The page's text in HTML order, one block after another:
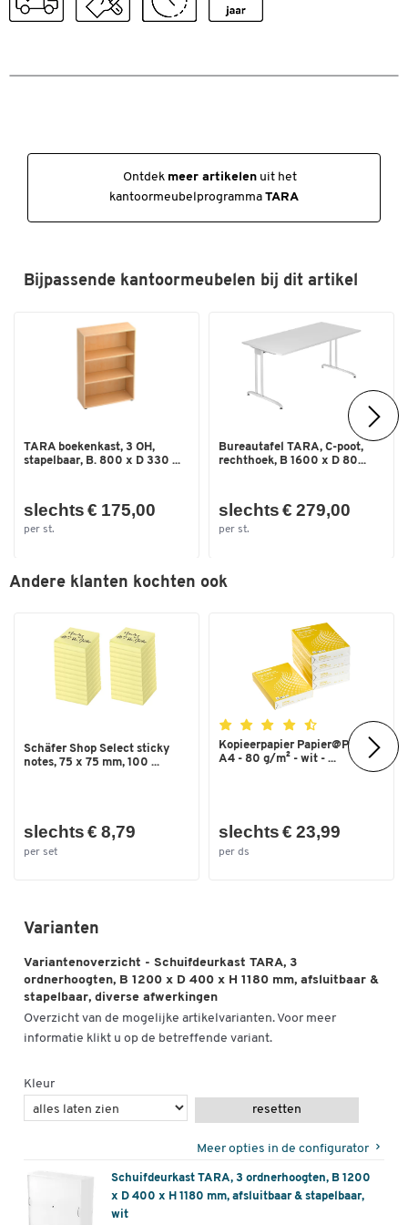
Afmetingen: B 1200 x D 400 x H 1180 mm
Ontdek meer artikelenuit het
kantoormeubelprogramma TARA
Bijpassende kantoormeubelen bij dit artikel
TARA boekenkast, 3 OH,
stapelbaar, B. 800 x D 330 ...
slechts € 175,00
per st.
Bureautafel TARA, C-poot,
rechthoek, B 1600 x D 80...
slechts € 279,00
per st.
Andere klanten kochten ook
Schäfer Shop Select sticky
notes, 75 x 75 mm, 100 ...
slechts € 8,79
per set
Kopieerpapier Papier@Print -
A4 - 80 g/m² - wit - ...
slechts € 23,99
per ds
Varianten
Variantenoverzicht - Schuifdeurkast TARA, 3
ordnerhoogten, B 1200 x D 400 x H 1180 mm, afsluitbaar &
stapelbaar, diverse afwerkingen
Overzicht van de mogelijke artikelvarianten. Voor meer
informatie klikt u op de betreffende variant.
Kleur
resetten
Meer opties in de configurator
Schuifdeurkast TARA, 3 ordnerhoogten, B 1200
x D 400 x H 1180 mm, afsluitbaar & stapelbaar,
wit
Dubbelklik om in te zoomen